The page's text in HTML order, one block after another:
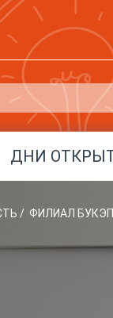
ДНИ
/ ФИЛИАЛ БУКЭП